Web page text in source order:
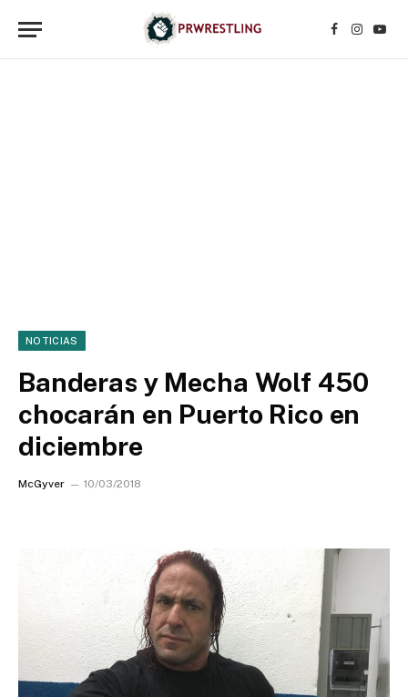
Facebook
NOTICIAS
Banderas y Mecha Wolf 450
chocarán en Puerto Rico en
diciembre
McGyver 10/03/2018